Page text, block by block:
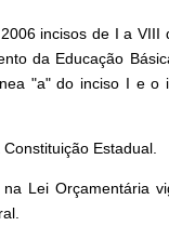
incisos de I a VIII
da Educação
"a" do inciso I e o
Estadual.
Lei Orçamentária